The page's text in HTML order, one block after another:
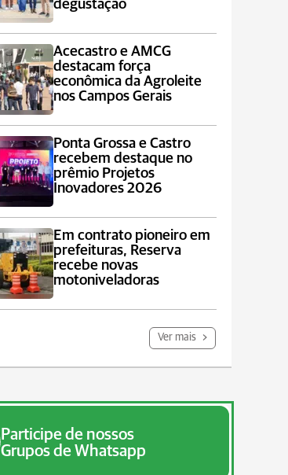
degustação
Acecastro e AMCG
destacam força
econômica da Agroleite
nos Campos Gerais
Ponta Grossa e Castro
recebem destaque no
prêmio Projetos
Inovadores 2026
Em contrato pioneiro em
prefeituras, Reserva
recebe novas
motoniveladoras
Ver mais
Participe de nossos
Grupos de Whatsapp